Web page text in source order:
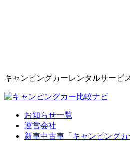
キャンピングカーレンタルサービ
お知らせ一覧
運営会社
新車中古車「キャンピング